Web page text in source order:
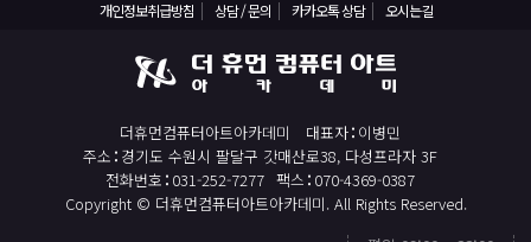
개인정보취급방침 상담 / 문의 카카오톡 상담 오시는길
더휴먼컴퓨터아트아카데미 대표자 이병민
주소 경기도 수원시 팔달구 갓매산로38, 다성프라자 3F
전화번호 031-252-7277 팩스 070-4369-0387
Copyright © 더휴먼컴퓨터아트아카데미. All Rights Reserved.
직업상담사 2급 (필기+실기) 자격증 취득과정
일러스트 자격증 취득과정(GTQi 1급)
전산회계 1급 / FAT 1급 자격증 취득과정
전산세무 2급 / TAT 2급 자격증 취득과정